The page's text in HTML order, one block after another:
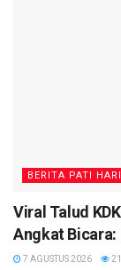
BERITA PATI
Viral Talud
Angkat Bicara:
7 AGUSTUS 2026 21